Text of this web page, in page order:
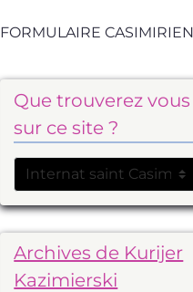
FORMULAIRE CASIMIRIEN
Que trouverez vous
sur ce site ?
Archives de Kurijer
Kazimierski